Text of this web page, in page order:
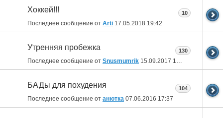
Хоккей!!!
Последнее сообщение от Arti 17.05.2018 19:42
10
Утренняя пробежка
Последнее сообщение от Snusmumrik 15.09.2017 10:17
130
БАДы для похудения
Последнее сообщение от анютка 07.06.2016 17:37
104